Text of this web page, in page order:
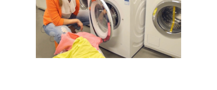
Presentatie video’s Life & Mobility